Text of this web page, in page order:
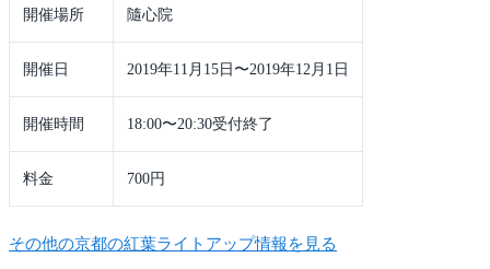
開催場所 隨心院
開催日 2019年11月15日〜2019年12月1日
開催時間 18:00〜20:30受付終了
料金 700円
その他の京都の紅葉ライトアップ情報を見る